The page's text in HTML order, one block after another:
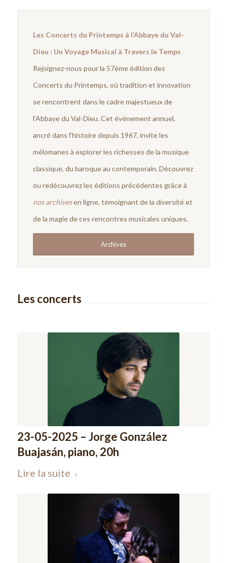
Les Concerts du Printemps à l’Abbaye du Val-
Dieu : Un Voyage Musical à Travers le Temps
Rejoignez-nous pour la 57ème édition des
Concerts du Printemps, où tradition et innovation
se rencontrent dans le cadre majestueux de
l’Abbaye du Val-Dieu. Cet événement annuel,
ancré dans l’histoire depuis 1967, invite les
mélomanes à explorer les richesses de la musique
classique, du baroque au contemporain. Découvrez
ou redécouvrez les éditions précédentes grâce à
nos archivesen ligne, témoignant de la diversité et
de la magie de ces rencontres musicales uniques.
Archives
Les concerts
23-05-2025 – Jorge González
Buajasán, piano, 20h
Lire la suite